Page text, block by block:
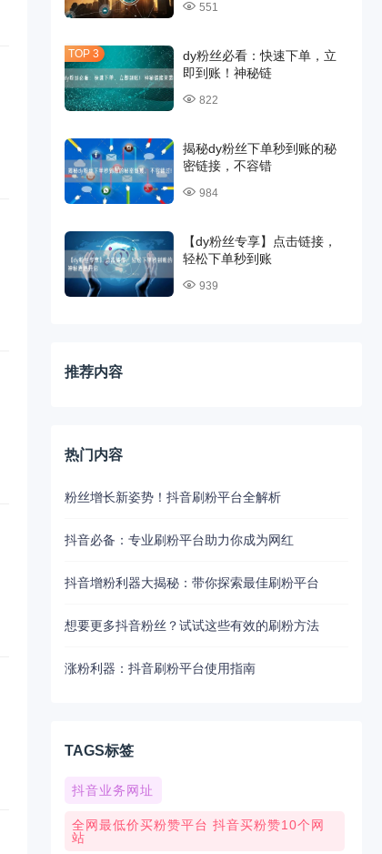
551
dy粉丝必看：快速下单，立
即到账！神秘链
822
揭秘dy粉丝下单秒到账的秘
密链接，不容错
984
【dy粉丝专享】点击链接，
轻松下单秒到账
939
推荐内容
热门内容
粉丝增长新姿势！抖音刷粉平台全解析
抖音必备：专业刷粉平台助力你成为网红
抖音增粉利器大揭秘：带你探索最佳刷粉平台
想要更多抖音粉丝？试试这些有效的刷粉方法
涨粉利器：抖音刷粉平台使用指南
TAGS标签
抖音业务网址
全网最低价买粉赞平台 抖音买粉赞10个网
站